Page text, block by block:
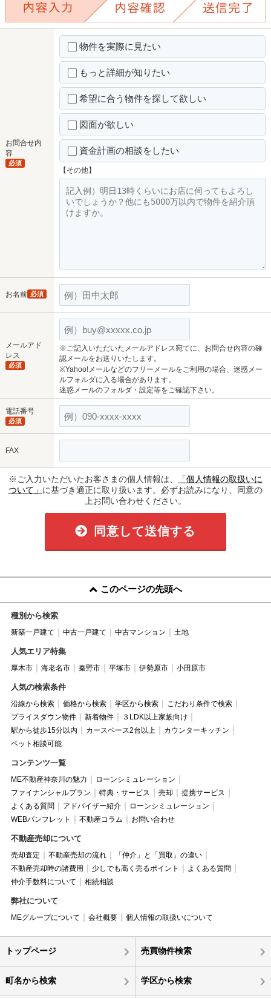
お問合せ内
容
必須
物件を実際に見たい
もっと詳細が知りたい
希望に合う物件を探して欲しい
図面が欲しい
資金計画の相談をしたい
【その他】
お名前 必須
メールアド
レス
必須
※ご記入いただいたメールアドレス宛てに、お問合せ内容の確
認メールをお送りいたします。
※Yahoo!メールなどのフリーメールをご利用の場合、迷惑メー
ルフォルダに入る場合があります。
迷惑メールのフォルダ・設定等をご確認下さい。
電話番号
必須
FAX
※ご入力いただいたお客さまの個人情報は、
「個人情報の取扱いに
ついて」 に基づき適正に取り扱います。必ずお読みになり、同意の
上お問い合わせください。
同意して送信する
このページの先頭へ
種別から検索
新築一戸建て 中古一戸建て 中古マンション 土地
人気エリア特集
厚木市 海老名市 秦野市 平塚市 伊勢原市 小田原市
人気の検索条件
沿線から検索 価格から検索 学区から検索
こだわり条件で検索
プライスダウン物件
新着物件
３LDK以上家族向け
駅から徒歩15分以内
カースペース2台以上
カウンターキッチン
ペット相談可能
コンテンツ一覧
ME不動産神奈川の魅力
ローンシミュレーション
ファイナンシャルプラン
特典・サービス 売却
提携サービス
よくある質問
アドバイザー紹介
ローンシミュレーション
WEBパンフレット
不動産コラム お問い合わせ
不動産売却について
売却査定 不動産売却の流れ
「仲介」と「買取」の違い
不動産売却時の諸費用
少しでも高く売るポイント
よくある質問
仲介手数料について
相続相談
弊社について
MEグループについて 会社概要 個人情報の取扱いについて
トップページ 売買物件検索
町名から検索 学区から検索